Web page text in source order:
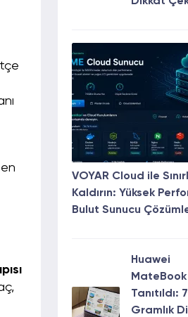
VOYAR Cloud ile
Kaldırın: Yüksek
Bulut Sunucu
Huawei
MateBook
Tanıtıldı:
Gramlık